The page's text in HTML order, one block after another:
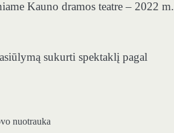
Kauno dramos teatre – 2022 m.
sukurti spektaklį pagal
nuotrauka